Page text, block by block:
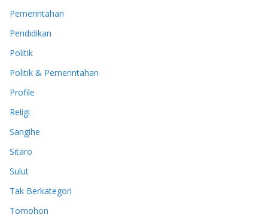
Pemerintahan
Pendidikan
Politik
Politik & Pemerintahan
Profile
Religi
Sangihe
Sitaro
Sulut
Tak Berkategori
Tomohon